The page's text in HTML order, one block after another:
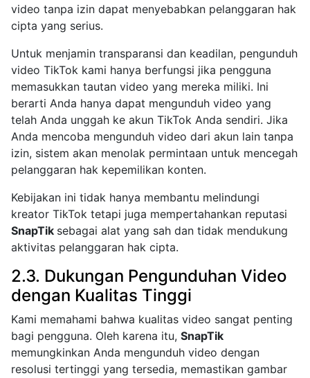
video tanpa izin dapat menyebabkan pelanggaran hak
cipta yang serius.
Untuk menjamin transparansi dan keadilan, pengunduh
video TikTok kami hanya berfungsi jika pengguna
memasukkan tautan video yang mereka miliki. Ini
berarti Anda hanya dapat mengunduh video yang
telah Anda unggah ke akun TikTok Anda sendiri. Jika
Anda mencoba mengunduh video dari akun lain tanpa
izin, sistem akan menolak permintaan untuk mencegah
pelanggaran hak kepemilikan konten.
Kebijakan ini tidak hanya membantu melindungi
kreator TikTok tetapi juga mempertahankan reputasi
SnapTik sebagai alat yang sah dan tidak mendukung
aktivitas pelanggaran hak cipta.
2.3. Dukungan Pengunduhan Video
dengan Kualitas Tinggi
Kami memahami bahwa kualitas video sangat penting
bagi pengguna. Oleh karena itu, SnapTik
memungkinkan Anda mengunduh video dengan
resolusi tertinggi yang tersedia, memastikan gambar